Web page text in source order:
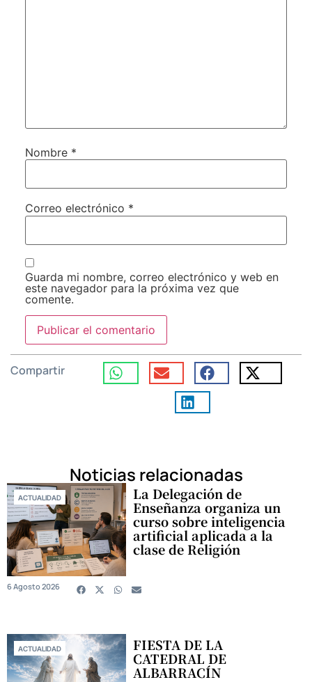
Nombre *
Correo electrónico *
Guarda mi nombre, correo electrónico y web en
este navegador para la próxima vez que
comente.
Compartir
Noticias relacionadas
ACTUALIDAD La Delegación de
Enseñanza organiza un
curso sobre inteligencia
artificial aplicada a la
clase de Religión
6 Agosto 2026
ACTUALIDAD FIESTA DE LA
CATEDRAL DE
ALBARRACÍN